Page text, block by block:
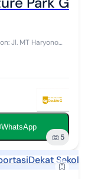
Jl. MT Haryono
View: Light /
WhatsApp
5
Dekat